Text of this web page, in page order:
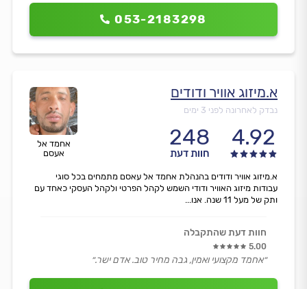
053-2183298
אחמד אל
אעסם
א.מיזוג אוויר ודודים
נבדק לאחרונה לפני 3 ימים
4.92
248
חוות דעת
א.מיזוג אוויר ודודים בהנהלת אחמד אל עאסם מתמחים בכל סוגי
עבודות מיזוג האוויר ודודי השמש לקהל הפרטי ולקהל העסקי כאחד עם
ותק של מעל 11 שנה. אנו...
חוות דעת שהתקבלה
5.00
״אחמד מקצועי ואמין, גבה מחיר טוב. אדם ישר.״